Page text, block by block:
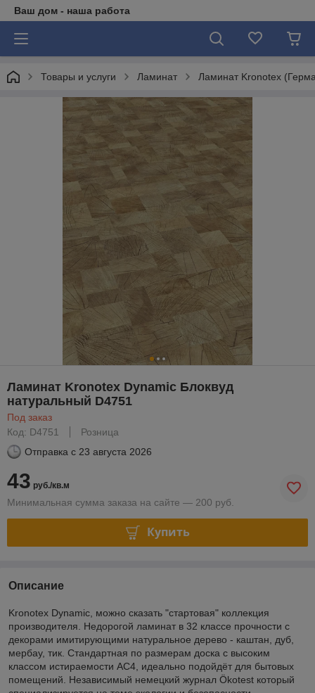
Ваш дом - наша работа
Товары и услуги Ламинат Ламинат Kronotex
Ламинат Kronotex Dynamic Блоквуд
натуральный D4751
Под заказ
Код: D4751
Розница
Отправка с 23 августа 2026
43 руб./кв.м
Минимальная сумма заказа на сайте — 200 руб.
Купить
Описание
Kronotex Dynamic, можно сказать "стартовая" коллекция
производителя. Недорогой ламинат в 32 классе прочности с
декорами имитирующими натуральное дерево - каштан, дуб,
мербау, тик. Стандартная по размерам доска с высоким
классом истираемости АС4, идеально подойдёт для бытовых
помещений. Независимый немецкий журнал Ökotest который